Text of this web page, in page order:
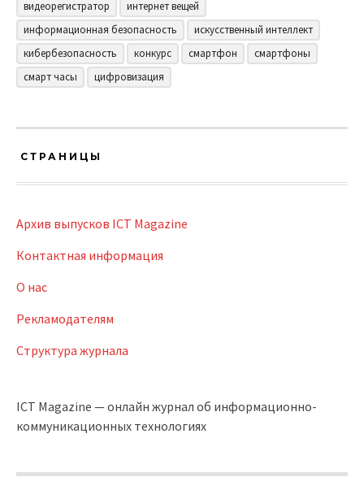
видеорегистратор
интернет вещей
информационная безопасность
искусственный интеллект
кибербезопасность
конкурс смартфон
смартфоны
смарт часы
цифровизация
СТРАНИЦЫ
Архив выпусков ICT Magazine
Контактная информация
О нас
Рекламодателям
Структура журнала
ICT Magazine — онлайн журнал об информационно-
коммуникационных технологиях